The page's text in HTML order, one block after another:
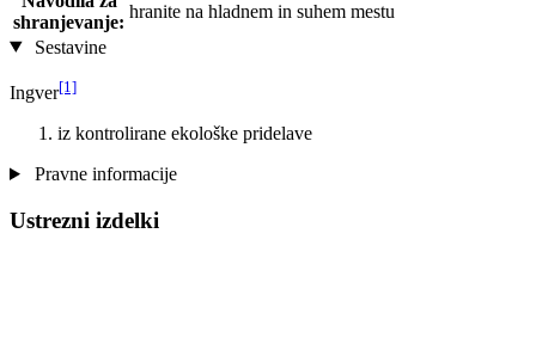
shranjevanje:
hranite na hladnem in suhem mestu
Sestavine
Ingver[1]
iz kontrolirane ekološke pridelave
Pravne informacije
Ustrezni izdelki